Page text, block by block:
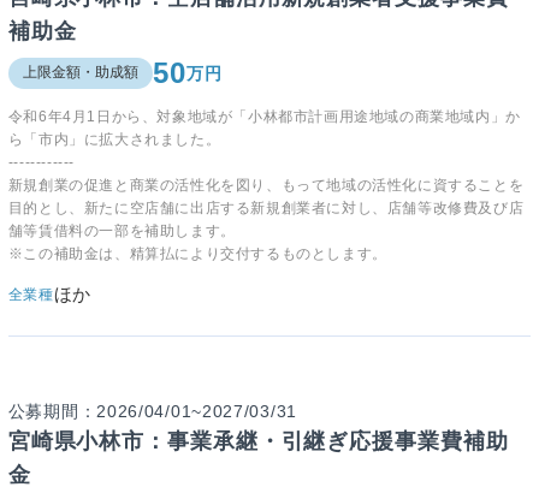
補助金
上限金額・助成額 50万円
令和6年4月1日から、対象地域が「小林都市計画用途地域の商業地域内」か
ら「市内」に拡大されました。
------------
新規創業の促進と商業の活性化を図り、もって地域の活性化に資することを
目的とし、新たに空店舗に出店する新規創業者に対し、店舗等改修費及び店
舗等賃借料の一部を補助します。
※この補助金は、精算払により交付するものとします。
全業種ほか
公募期間：2026/04/01~2027/03/31
宮崎県小林市：事業承継・引継ぎ応援事業費補助
金